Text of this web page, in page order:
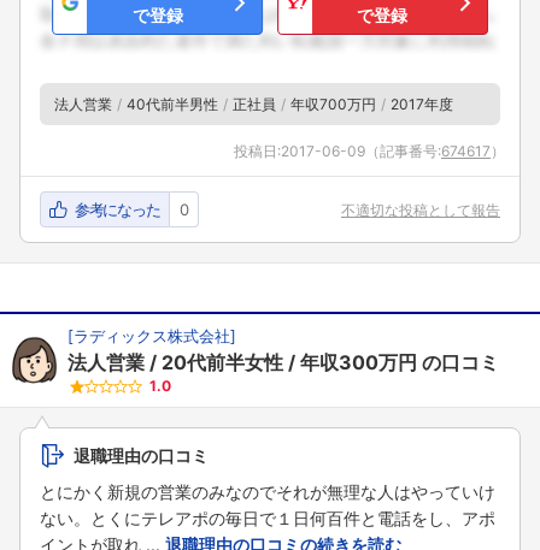
で登録
で登録
法人営業 40代前半男性 正社員 年収700万円 2017年度
投稿日:2017-06-09 （記事番号:674617 ）
参考になった 0 不適切な投稿として報告
[ラディックス株式会社]
法人営業 20代前半女性 年収300万円 の口コミ
1.0
退職理由の口コミ
とにかく新規の営業のみなのでそれが無理な人はやっていけ
ない。とくにテレアポの毎日で１日何百件と電話をし、アポ
イントが取れ ... 退職理由の口コミの続きを読む